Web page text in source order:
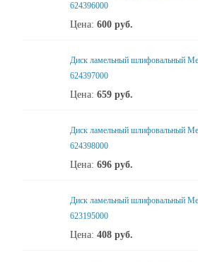
624396000
Цена: 600 руб.
Диск ламельный шлифовальный
624397000
Цена: 659 руб.
Диск ламельный шлифовальный
624398000
Цена: 696 руб.
Диск ламельный шлифовальный
623195000
Цена: 408 руб.